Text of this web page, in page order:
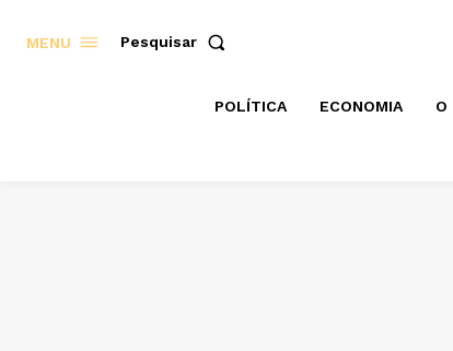
MENU Pesquisar
POLÍTICA ECONOMIA O